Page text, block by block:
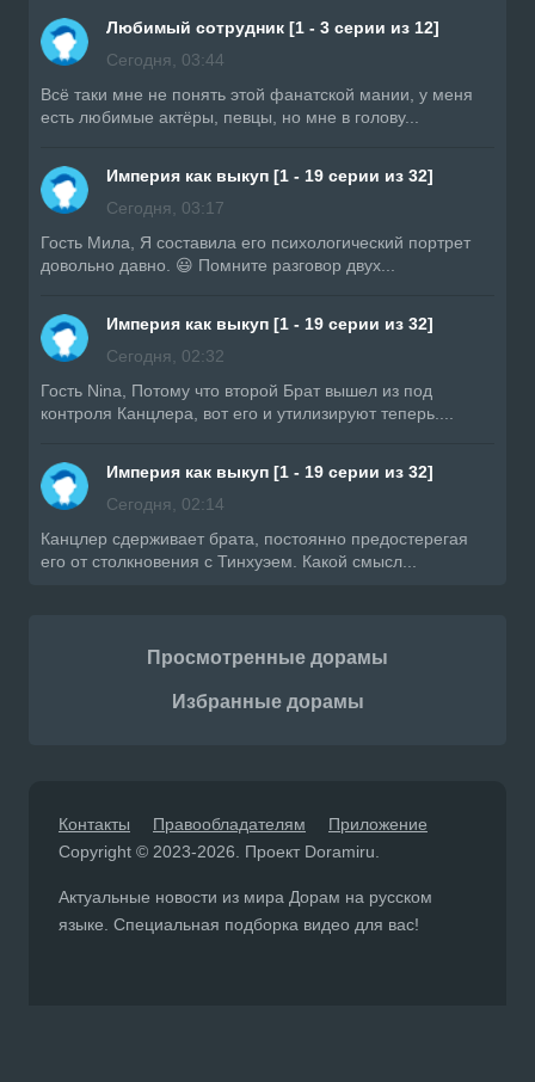
Любимый сотрудник [1 - 3 серии из 12]
Сегодня, 03:44
Всë таки мне не понять этой фанатской мании, у меня
есть любимые актёры, певцы, но мне в голову...
Империя как выкуп [1 - 19 серии из 32]
Сегодня, 03:17
Гость Мила, Я составила его психологический портрет
довольно давно. 😃 Помните разговор двух...
Империя как выкуп [1 - 19 серии из 32]
Сегодня, 02:32
Гость Nina, Потому что второй Брат вышел из под
контроля Канцлера, вот его и утилизируют теперь....
Империя как выкуп [1 - 19 серии из 32]
Сегодня, 02:14
Канцлер сдерживает брата, постоянно предостерегая
его от столкновения с Тинхуэем. Какой смысл...
Просмотренные дорамы
Избранные дорамы
Контакты Правообладателям
Приложение
Copyright © 2023-2026. Проект Doramiru.
Актуальные новости из мира Дорам на русском
языке. Специальная подборка видео для вас!